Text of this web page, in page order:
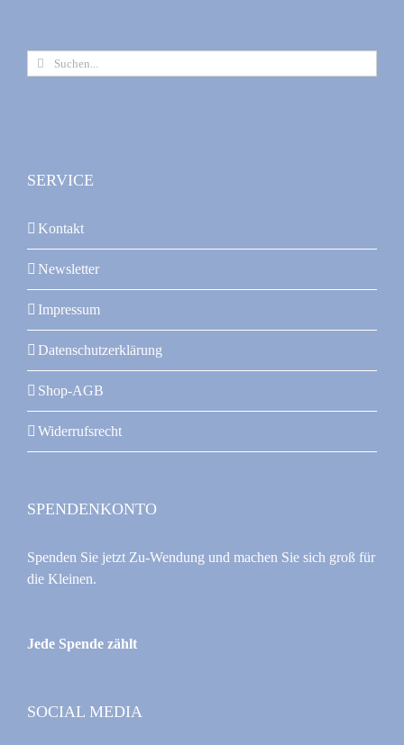
Suche
nach:
SERVICE
Kontakt
Newsletter
Impressum
Datenschutzerklärung
Shop-AGB
Widerrufsrecht
SPENDENKONTO
Spenden Sie jetzt Zu-Wendung und machen Sie sich groß für
die Kleinen.
Jede Spende zählt
SOCIAL MEDIA